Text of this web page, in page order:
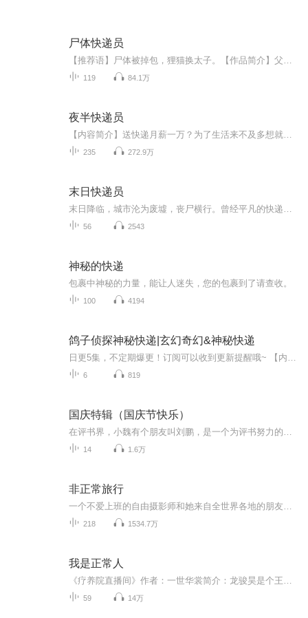
尸体快递员
119 84.1万
夜半快递员
235 272.9万
末日快递员
56 2543
神秘的快递
包裹中神秘的力量，能让人迷失，您的包裹到了请查收。
100 4194
鸽子侦探神秘快递|玄幻奇幻&神秘快递
6 819
国庆特辑（国庆节快乐）
14 1.6万
非正常旅行
218 1534.7万
我是正常人
59 14万